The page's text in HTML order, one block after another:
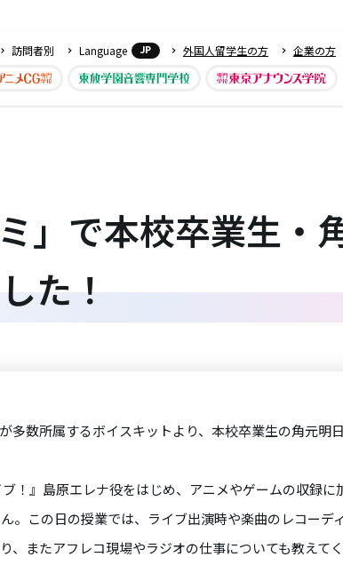
訪問者別 Language JP 外国人留学生の方 企業の方
」で本校卒業生・
た！
多数所属するボイスキットより、本校卒業生の角元明
！』島原エレナ役をはじめ、 アニメやゲームの収録に
。この日の授業では、ライブ出演時や楽曲のレコーデ
、またアフレコ現場やラジオの仕事についても教えてく